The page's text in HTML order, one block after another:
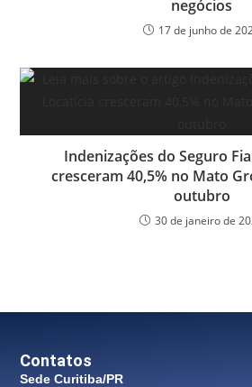
negócios
17 de junho de
Indenizações do Seguro
cresceram 40,5% no Mato
outubro
30 de janeiro de
Contatos
Sede Curitiba/PR